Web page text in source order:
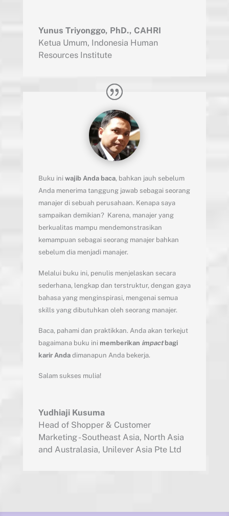
Yunus Triyonggo, PhD., CAHRI
Ketua Umum, Indonesia Human
Resources Institute
Buku ini wajib Anda baca, bahkan jauh sebelum
Anda menerima tanggung jawab sebagai seorang
manajer di sebuah perusahaan. Kenapa saya
sampaikan demikian? Karena, manajer yang
berkualitas mampu mendemonstrasikan
kemampuan sebagai seorang manajer bahkan
sebelum dia menjadi manajer.
Melalui buku ini, penulis menjelaskan secara
sederhana, lengkap dan terstruktur, dengan gaya
bahasa yang menginspirasi, mengenai semua
skills yang dibutuhkan oleh seorang manajer.
Baca, pahami dan praktikkan. Anda akan terkejut
bagaimana buku ini memberikan impactbagi
karir Andadimanapun Anda bekerja.
Salam sukses mulia!
Yudhiaji Kusuma
Head of Shopper & Customer
Marketing - Southeast Asia, North Asia
and Australasia, Unilever Asia Pte Ltd